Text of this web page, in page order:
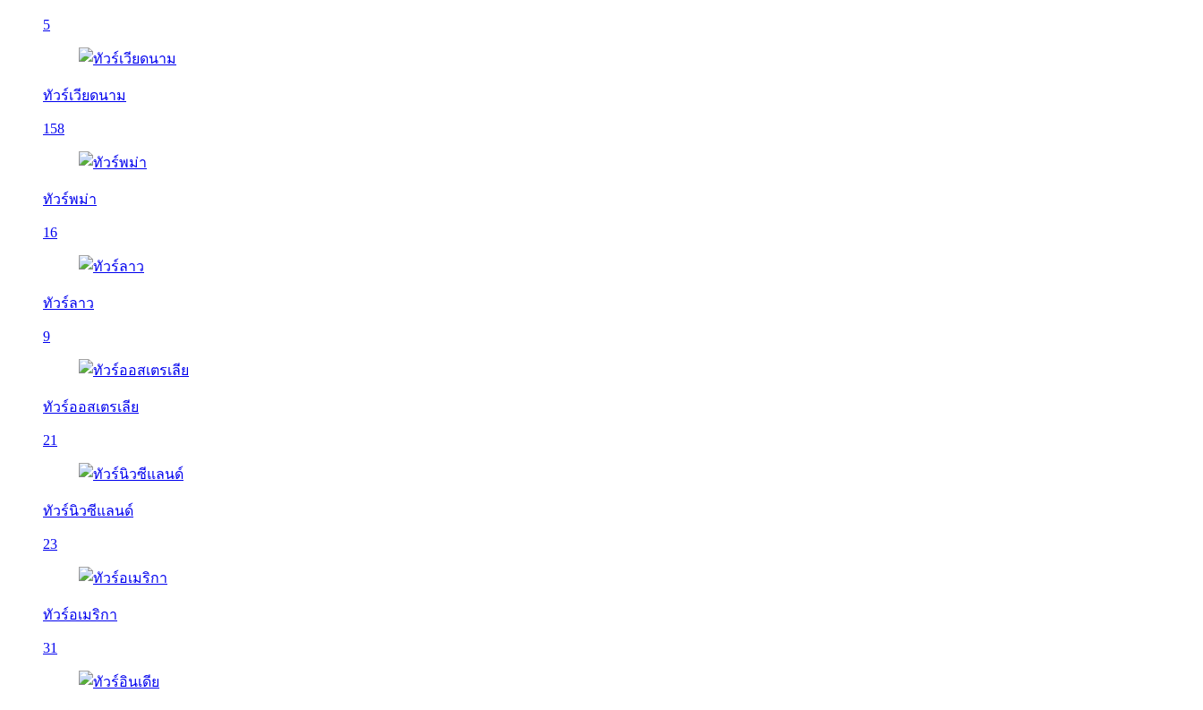
5
ทัวร์เวียดนาม
158
ทัวร์พม่า
16
ทัวร์ลาว
9
ทัวร์ออสเตรเลีย
21
ทัวร์นิวซีแลนด์
23
ทัวร์อเมริกา
31